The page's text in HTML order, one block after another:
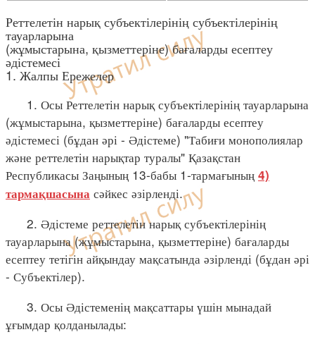
Реттелетін нарық субъектілерінің субъектілерінің
тауарларына
(жұмыстарына, қызметтеріне) бағаларды есептеу
әдістемесі
1. Жалпы Ережелер
1. Осы Реттелетін нарық субъектілерінің тауарларына
(жұмыстарына, қызметтеріне) бағаларды есептеу
әдістемесі (бұдан әрі - Әдістеме) "Табиғи монополиялар
және реттелетін нарықтар туралы" Қазақстан
Республикасы Заңының 13-бабы 1-тармағының 4)
тармақшасына сәйкес әзірленді.
2. Әдістеме реттелетін нарық субъектілерінің
тауарларына (жұмыстарына, қызметтеріне) бағаларды
есептеу тетігін айқындау мақсатында әзірленді (бұдан әрі
- Субъектілер).
3. Осы Әдістеменің мақсаттары үшін мынадай
ұғымдар қолданылады: